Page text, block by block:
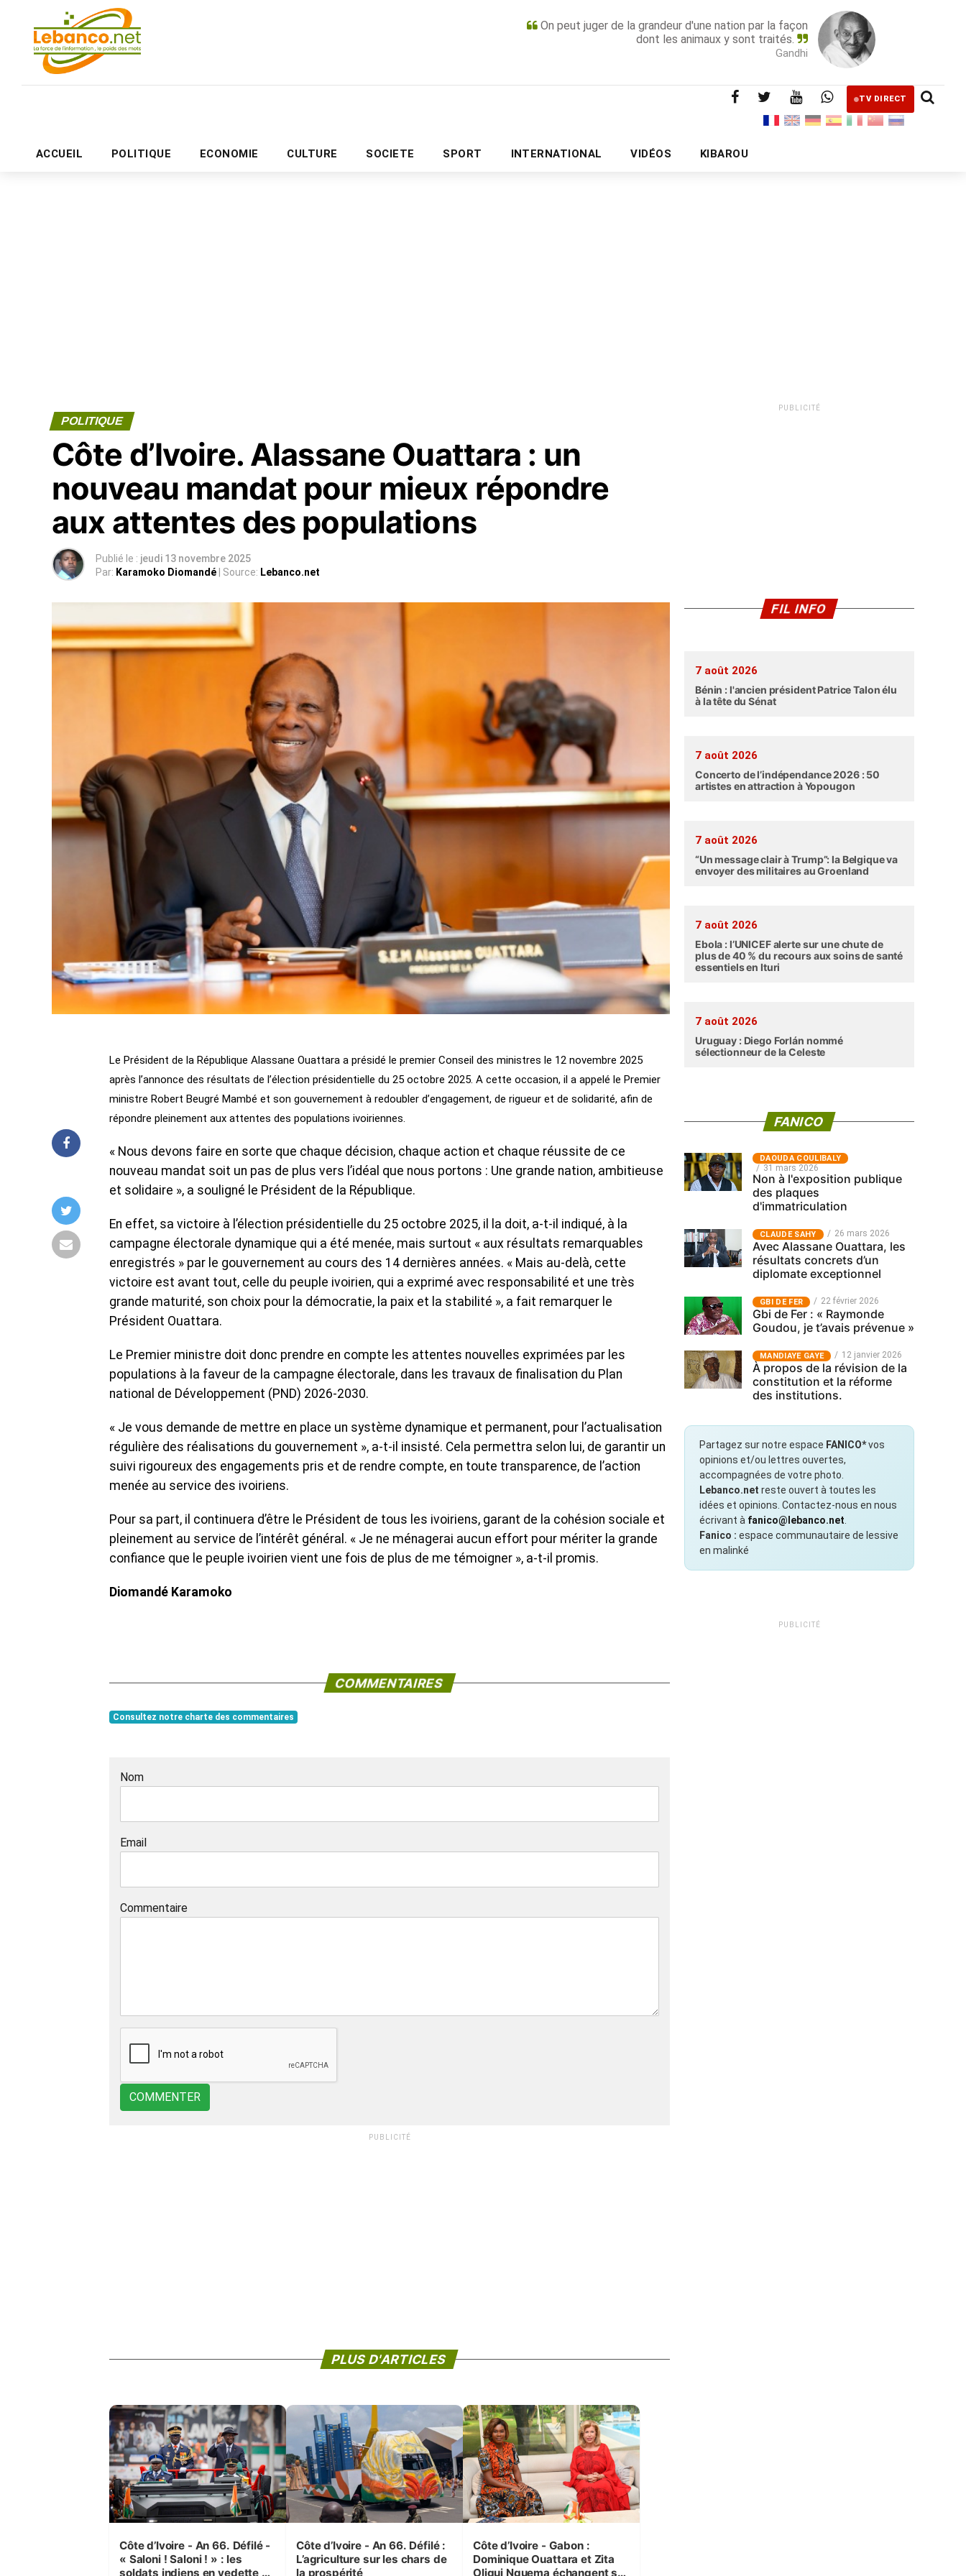
On peut juger de la grandeur d'une nation par la façon
dont les animaux y sont traités.
Gandhi
TV DIRECT
ACCUEIL POLITIQUE ECONOMIE CULTURE SOCIETE SPORT INTERNATIONAL VIDÉOS KIBAROU
PUBLICITÉ
POLITIQUE
Côte d’Ivoire. Alassane Ouattara : un
nouveau mandat pour mieux répondre
aux attentes des populations
Publié le : jeudi 13 novembre 2025
Par: Karamoko Diomandé | Source: Lebanco.net
Le Président de la République Alassane Ouattara a présidé le premier Conseil des ministres le 12 novembre 2025
après l’annonce des résultats de l’élection présidentielle du 25 octobre 2025. A cette occasion, il a appelé le Premier
ministre Robert Beugré Mambé et son gouvernement à redoubler d’engagement, de rigueur et de solidarité, afin de
répondre pleinement aux attentes des populations ivoiriennes.
« Nous devons faire en sorte que chaque décision, chaque action et chaque réussite de ce
nouveau mandat soit un pas de plus vers l’idéal que nous portons : Une grande nation, ambitieuse
et solidaire », a souligné le Président de la République.
En effet, sa victoire à l’élection présidentielle du 25 octobre 2025, il la doit, a-t-il indiqué, à la
campagne électorale dynamique qui a été menée, mais surtout « aux résultats remarquables
enregistrés » par le gouvernement au cours des 14 dernières années. « Mais au-delà, cette
victoire est avant tout, celle du peuple ivoirien, qui a exprimé avec responsabilité et une très
grande maturité, son choix pour la démocratie, la paix et la stabilité », a fait remarquer le
Président Ouattara.
Le Premier ministre doit donc prendre en compte les attentes nouvelles exprimées par les
populations à la faveur de la campagne électorale, dans les travaux de finalisation du Plan
national de Développement (PND) 2026-2030.
« Je vous demande de mettre en place un système dynamique et permanent, pour l’actualisation
régulière des réalisations du gouvernement », a-t-il insisté. Cela permettra selon lui, de garantir un
suivi rigoureux des engagements pris et de rendre compte, en toute transparence, de l’action
menée au service des ivoiriens.
Pour sa part, il continuera d’être le Président de tous les ivoiriens, garant de la cohésion sociale et
pleinement au service de l’intérêt général. « Je ne ménagerai aucun effort pour mériter la grande
confiance que le peuple ivoirien vient une fois de plus de me témoigner », a-t-il promis.
Diomandé Karamoko
COMMENTAIRES
Consultez notre charte des commentaires
Nom
Email
Commentaire
COMMENTER
PUBLICITÉ
PLUS D'ARTICLES
Côte d’Ivoire - An 66. Défilé -
« Saloni ! Saloni ! » : les
soldats indiens en vedette à
Côte d’Ivoire - An 66. Défilé :
L’agriculture sur les chars de
la prospérité
Côte d’Ivoire - Gabon :
Dominique Ouattara et Zita
Oligui Nguema échangent sur
PUBLICITÉ
FIL INFO
7 août 2026
Bénin : l'ancien président Patrice Talon élu
à la tête du Sénat
7 août 2026
Concerto de l’indépendance 2026 : 50
artistes en attraction à Yopougon
7 août 2026
“Un message clair à Trump”: la Belgique va
envoyer des militaires au Groenland
7 août 2026
Ebola : l’UNICEF alerte sur une chute de
plus de 40 % du recours aux soins de santé
essentiels en Ituri
7 août 2026
Uruguay : Diego Forlán nommé
sélectionneur de la Celeste
FANICO
‎DAOUDA COULIBALY
31 mars 2026
Non à l'exposition publique
des plaques
d'immatriculation
CLAUDE SAHY 26 mars 2026
Avec Alassane Ouattara, les
résultats concrets d’un
diplomate exceptionnel
GBI DE FER 22 février 2026
Gbi de Fer : « Raymonde
Goudou, je t’avais prévenue »
MANDIAYE GAYE 12 janvier 2026
À propos de la révision de la
constitution et la réforme
des institutions.
Partagez sur notre espace FANICO*vos
opinions et/ou lettres ouvertes,
accompagnées de votre photo.
Lebanco.net reste ouvert à toutes les
idées et opinions. Contactez-nous en nous
écrivant à fanico@lebanco.net
Fanico : espace communautaire de lessive
en malinké
PUBLICITÉ